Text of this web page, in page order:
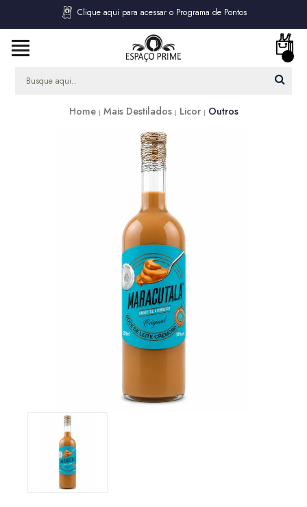
Clique aqui para acessar o Programa de Pontos
Home Mais Destilados Licor Outros